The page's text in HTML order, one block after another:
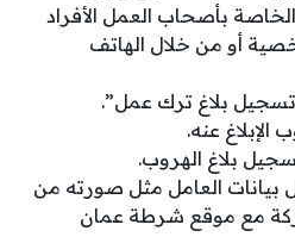
الخاصة بأصحاب العمل الأفراد
أو من خلال الهاتف
بلاغ ترك عمل”.
الإبلاغ عنه.
بلاغ الهروب.
بيانات العامل مثل صورته من
مع موقع شرطة عمان